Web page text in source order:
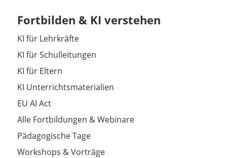
Fortbilden & KI verstehen
KI für Lehrkräfte
KI für Schulleitungen
KI für Eltern
KI Unterrichtsmaterialien
EU AI Act
Alle Fortbildungen & Webinare
Pädagogische Tage
Workshops & Vorträge